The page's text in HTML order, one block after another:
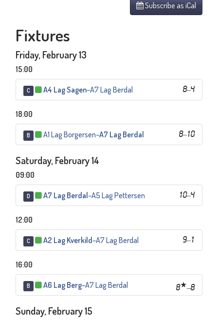
Subscribe as iCal
Fixtures
Friday, February 13
15:00
C 8–4
A4 Lag Sagen–A7 Lag Berdal
18:00
B 8–10
A1 Lag Borgersen–A7 Lag Berdal
Saturday, February 14
09:00
D 10–4
A7 Lag Berdal–A5 Lag Pettersen
12:00
C 9–1
A2 Lag Kverkild–A7 Lag Berdal
16:00
B 8 –8
A6 Lag Berg–A7 Lag Berdal
Sunday, February 15